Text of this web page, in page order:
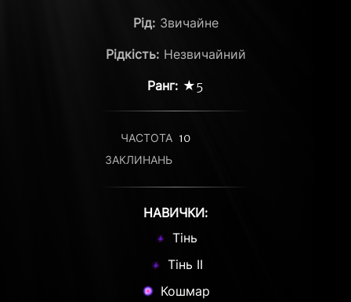
Рід: Звичайне
Рідкість: Незвичайний
Ранг: ★5
ЧАСТОТА
ЗАКЛИНАНЬ
10
НАВИЧКИ:
Тінь
Тінь ІІ
Кошмар